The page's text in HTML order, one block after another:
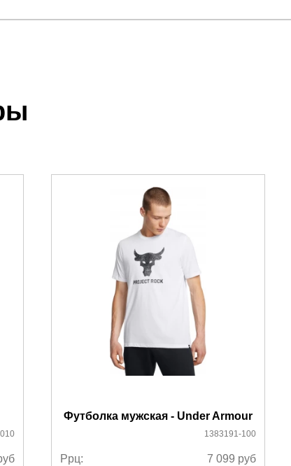
счета менеджером.
который высылает менеджер.
с Почтой Росии и СДЭК.
ознакомиться здесь
Футболка мужская - Under Armour
1383191-100
Ррц: 7 099 руб